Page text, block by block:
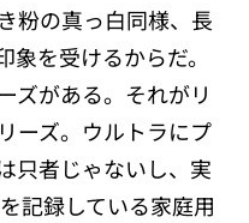
粉の真っ白同様、長
を受けるからだ。
ズがある。それがリ
ーズ。ウルトラにプ
只者じゃないし、実
記録している家庭用